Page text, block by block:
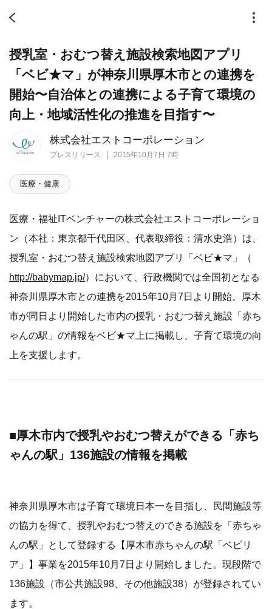
株式会社エストコーポレーション
プレスリリース 2015年10月7日 7時
授乳室・おむつ替え施設検索地図アプリ
「ベビ★マ」が神奈川県厚木市との連携を
開始〜自治体との連携による子育て環境の
向上・地域活性化の推進を目指す〜
医療・健康
医療・福祉ITベンチャーの株式会社エストコーポレーショ
ン（本社：東京都千代田区、代表取締役：清水史浩）は、
授乳室・おむつ替え施設検索地図アプリ「ベビ★マ」（
http://babymap.jp/）において、行政機関では全国初となる
神奈川県厚木市との連携を2015年10月7日より開始。厚木
市が同日より開始した市内の授乳・おむつ替え施設「赤ち
ゃんの駅」の情報をベビ★マ上に掲載し、子育て環境の向
上を支援します。
■厚木市内で授乳やおむつ替えができる「赤ち
ゃんの駅」136施設の情報を掲載
神奈川県厚木市は子育て環境日本一を目指し、民間施設等
の協力を得て、授乳やおむつ替えのできる施設を「赤ちゃ
んの駅」として登録する【厚木市赤ちゃんの駅「ベビリ
ア」】事業を2015年10月7日より開始しました。現段階で
136施設（市公共施設98、その他施設38）が登録されてい
ます。